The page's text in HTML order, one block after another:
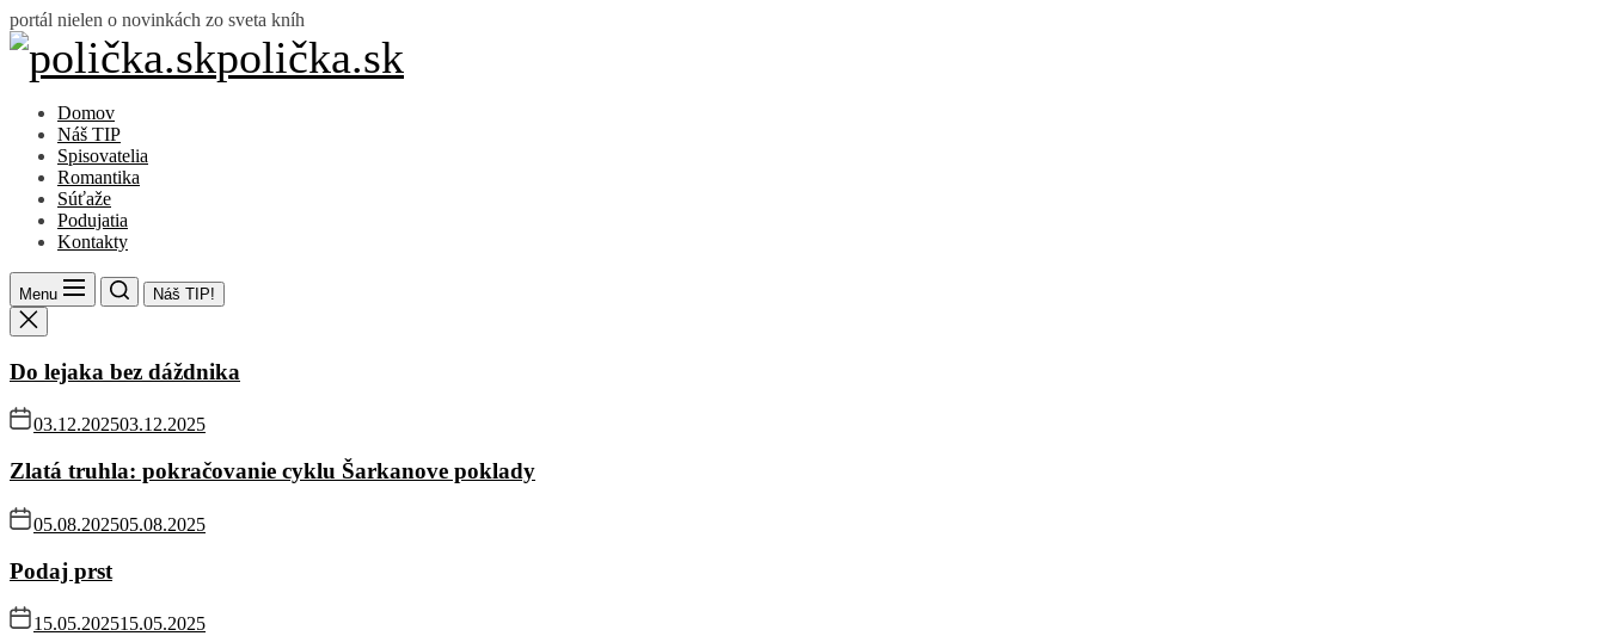
Skip
to
content
portál nielen o novinkách zo sveta kníh
polička.sk
polička.sk
Domov
Náš TIP
Spisovatelia
Romantika
Súťaže
Podujatia
Kontakty
Menu Náš TIP!
Do lejaka bez dáždnika
03.12.202503.12.2025
Zlatá truhla: pokračovanie cyklu Šarkanove poklady
05.08.202505.08.2025
Podaj prst
15.05.202515.05.2025